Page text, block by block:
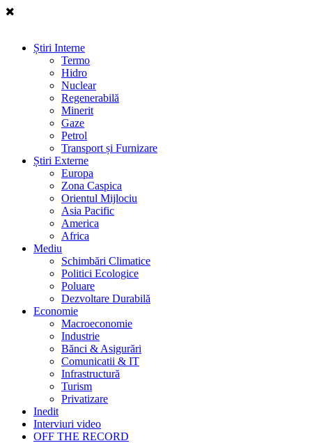
Știri Interne
Termo
Hidro
Nuclear
Regenerabilă
Minerit
Gaze
Petrol
Transport și Furnizare
Știri Externe
Europa
Zona Caspica
Orientul Mijlociu
Asia Pacific
America
Africa
Mediu
Schimbări Climatice
Politici Ecologice
Poluare
Dezvoltare Durabilă
Economie
Macroeconomie
Industrie
Bănci & Asigurări
Comunicatii & IT
Infrastructură
Turism
Privatizare
Inedit
Interviuri video
OFF THE RECORD